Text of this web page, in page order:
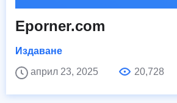
Eporner.com
Издаване
април 23, 2025
20,728